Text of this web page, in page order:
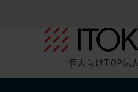
個人向けTOP法